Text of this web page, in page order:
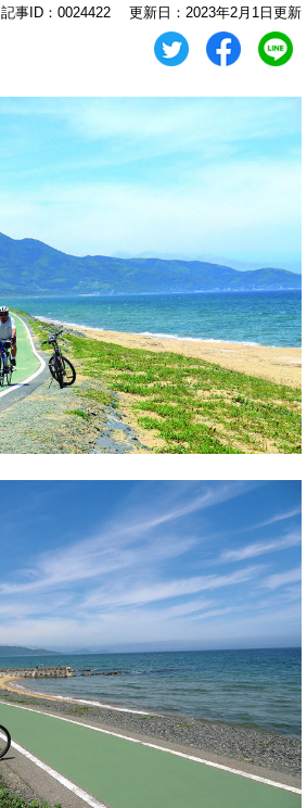
記事ID：0024422 更新日：2023年2月1日更新